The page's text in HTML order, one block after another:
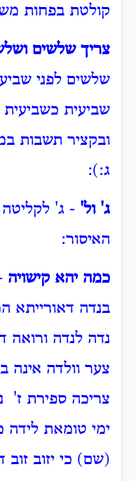
קולטת בפחות
צריך שלשים
שלשים לפני
שביעית
ובקציר תשבות
ג:):
ג' ול' - ג'
האיסור:
כמה יהא קישויה
בנדה דאורייתא
נדה לנדה ורואה
צער וולדה אינה
צריכה ספירת ז'
ימי טומאת לידה
(שם) כי יזוב